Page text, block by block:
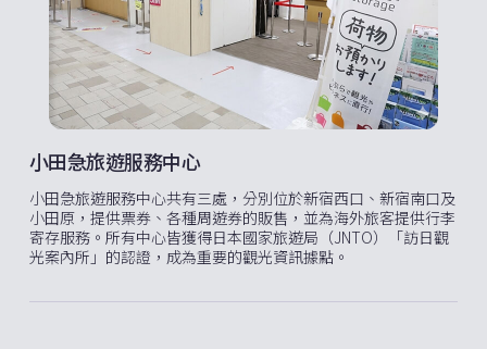
小田急旅遊服務中心
小田急旅遊服務中心共有三處，分別位於新宿西口、新宿南口及
小田原，提供票券、各種周遊券的販售，並為海外旅客提供行李
寄存服務。所有中心皆獲得日本國家旅遊局（JNTO）「訪日觀
光案內所」的認證，成為重要的觀光資訊據點。